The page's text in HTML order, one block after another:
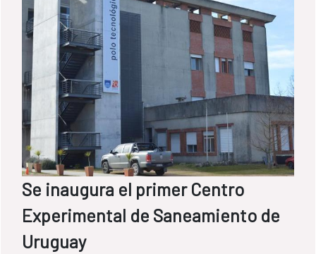
Se inaugura el primer Centro
Experimental de Saneamiento de
Uruguay